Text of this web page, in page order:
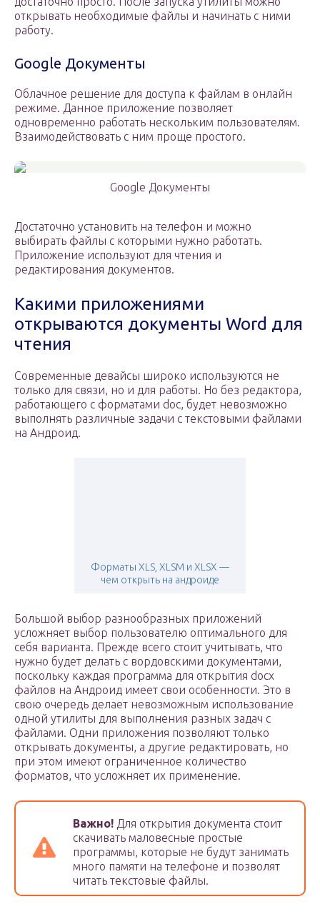
открывать необходимые файлы и начинать с ними
работу.
Google Документы
Облачное решение для доступа к файлам в онлайн
режиме. Данное приложение позволяет
одновременно работать нескольким пользователям.
Взаимодействовать с ним проще простого.
Google Документы
Достаточно установить на телефон и можно
выбирать файлы с которыми нужно работать.
Приложение используют для чтения и
редактирования документов.
Какими приложениями
открываются документы Word для
чтения
Современные девайсы широко используются не
только для связи, но и для работы. Но без редактора,
работающего с форматами doc, будет невозможно
выполнять различные задачи с текстовыми файлами
на Андроид.
Форматы XLS, XLSM и XLSX —
чем открыть на андроиде
Большой выбор разнообразных приложений
усложняет выбор пользователю оптимального для
себя варианта. Прежде всего стоит учитывать, что
нужно будет делать с вордовскими документами,
поскольку каждая программа для открытия docx
файлов на Андроид имеет свои особенности. Это в
свою очередь делает невозможным использование
одной утилиты для выполнения разных задач с
файлами. Одни приложения позволяют только
открывать документы, а другие редактировать, но
при этом имеют ограниченное количество
форматов, что усложняет их применение.
Важно! Для открытия документа стоит
скачивать маловесные простые
программы, которые не будут занимать
много памяти на телефоне и позволят
читать текстовые файлы.